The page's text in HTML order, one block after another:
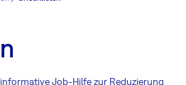
Job-Hilfe zur Reduzierung